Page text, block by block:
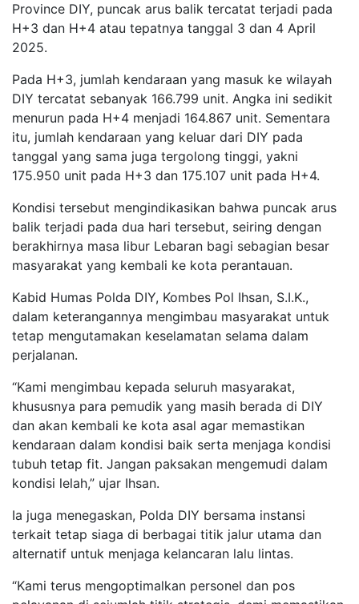
Province DIY, puncak arus balik tercatat terjadi pada
H+3 dan H+4 atau tepatnya tanggal 3 dan 4 April
2025.
Pada H+3, jumlah kendaraan yang masuk ke wilayah
DIY tercatat sebanyak 166.799 unit. Angka ini sedikit
menurun pada H+4 menjadi 164.867 unit. Sementara
itu, jumlah kendaraan yang keluar dari DIY pada
tanggal yang sama juga tergolong tinggi, yakni
175.950 unit pada H+3 dan 175.107 unit pada H+4.
Kondisi tersebut mengindikasikan bahwa puncak arus
balik terjadi pada dua hari tersebut, seiring dengan
berakhirnya masa libur Lebaran bagi sebagian besar
masyarakat yang kembali ke kota perantauan.
Kabid Humas Polda DIY, Kombes Pol Ihsan, S.I.K.,
dalam keterangannya mengimbau masyarakat untuk
tetap mengutamakan keselamatan selama dalam
perjalanan.
“Kami mengimbau kepada seluruh masyarakat,
khususnya para pemudik yang masih berada di DIY
dan akan kembali ke kota asal agar memastikan
kendaraan dalam kondisi baik serta menjaga kondisi
tubuh tetap fit. Jangan paksakan mengemudi dalam
kondisi lelah,” ujar Ihsan.
Ia juga menegaskan, Polda DIY bersama instansi
terkait tetap siaga di berbagai titik jalur utama dan
alternatif untuk menjaga kelancaran lalu lintas.
“Kami terus mengoptimalkan personel dan pos